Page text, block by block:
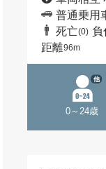
普通乗用
死亡(0) 負
距離96m
0～24歳
他